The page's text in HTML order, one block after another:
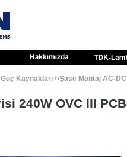
Kaynakları››Şase Montaj AC-
240W OVC III